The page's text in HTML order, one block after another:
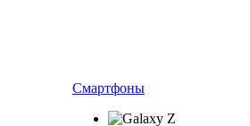
Смартфоны